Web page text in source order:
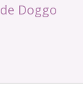
Doggo